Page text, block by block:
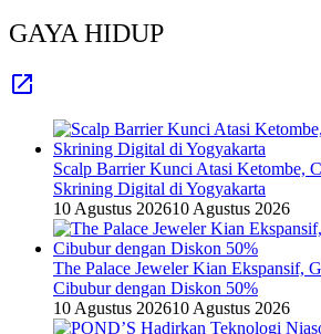
GAYA HIDUP
Scalp Barrier Kunci Atasi Ketombe,
Skrining Digital di Yogyakarta
10 Agustus 202610 Agustus 2026
The Palace Jeweler Kian Ekspansif,
Cibubur dengan Diskon 50%
10 Agustus 202610 Agustus 2026